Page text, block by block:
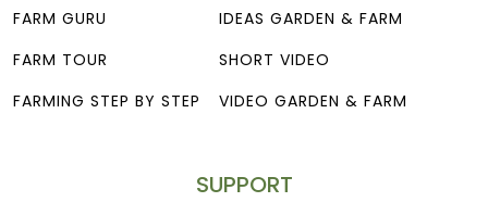
FARM GURU
FARM TOUR
FARMING STEP BY STEP
IDEAS GARDEN & FARM
SHORT VIDEO
VIDEO GARDEN & FARM
SUPPORT